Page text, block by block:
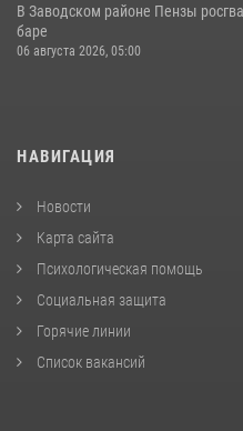
В Заводском районе Пензы
баре
06 августа 2026, 05:00
НАВИГАЦИЯ
Новости
Карта сайта
Психологическая помощь
Социальная защита
Горячие линии
Список вакансий